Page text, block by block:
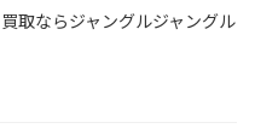
取ならジャングルジャングル